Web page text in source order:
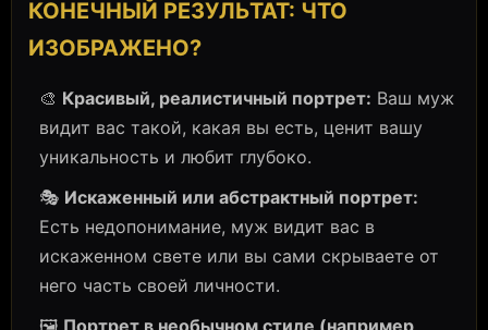
КОНЕЧНЫЙ РЕЗУЛЬТАТ: ЧТО
ИЗОБРАЖЕНО?
🎨 Красивый, реалистичный портрет: Ваш муж
видит вас такой, какая вы есть, ценит вашу
уникальность и любит глубоко.
🎭 Искаженный или абстрактный портрет:
Есть недопонимание, муж видит вас в
искаженном свете или вы сами скрываете от
него часть своей личности.
🖼️ Портрет в необычном стиле (например,